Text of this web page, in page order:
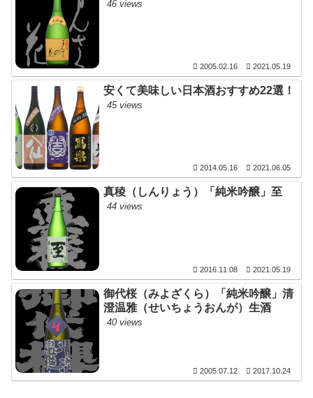
46 views
2005.02.16 2021.05.19
安くて美味しい日本酒おすすめ22選！
45 views
2014.05.16 2021.06.05
真稜（しんりょう）「純米吟醸」至
44 views
2016.11.08 2021.05.19
御代桜（みよざくら）「純米吟醸」清
澄温雅（せいちょうおんが）生酒
40 views
2005.07.12 2017.10.24